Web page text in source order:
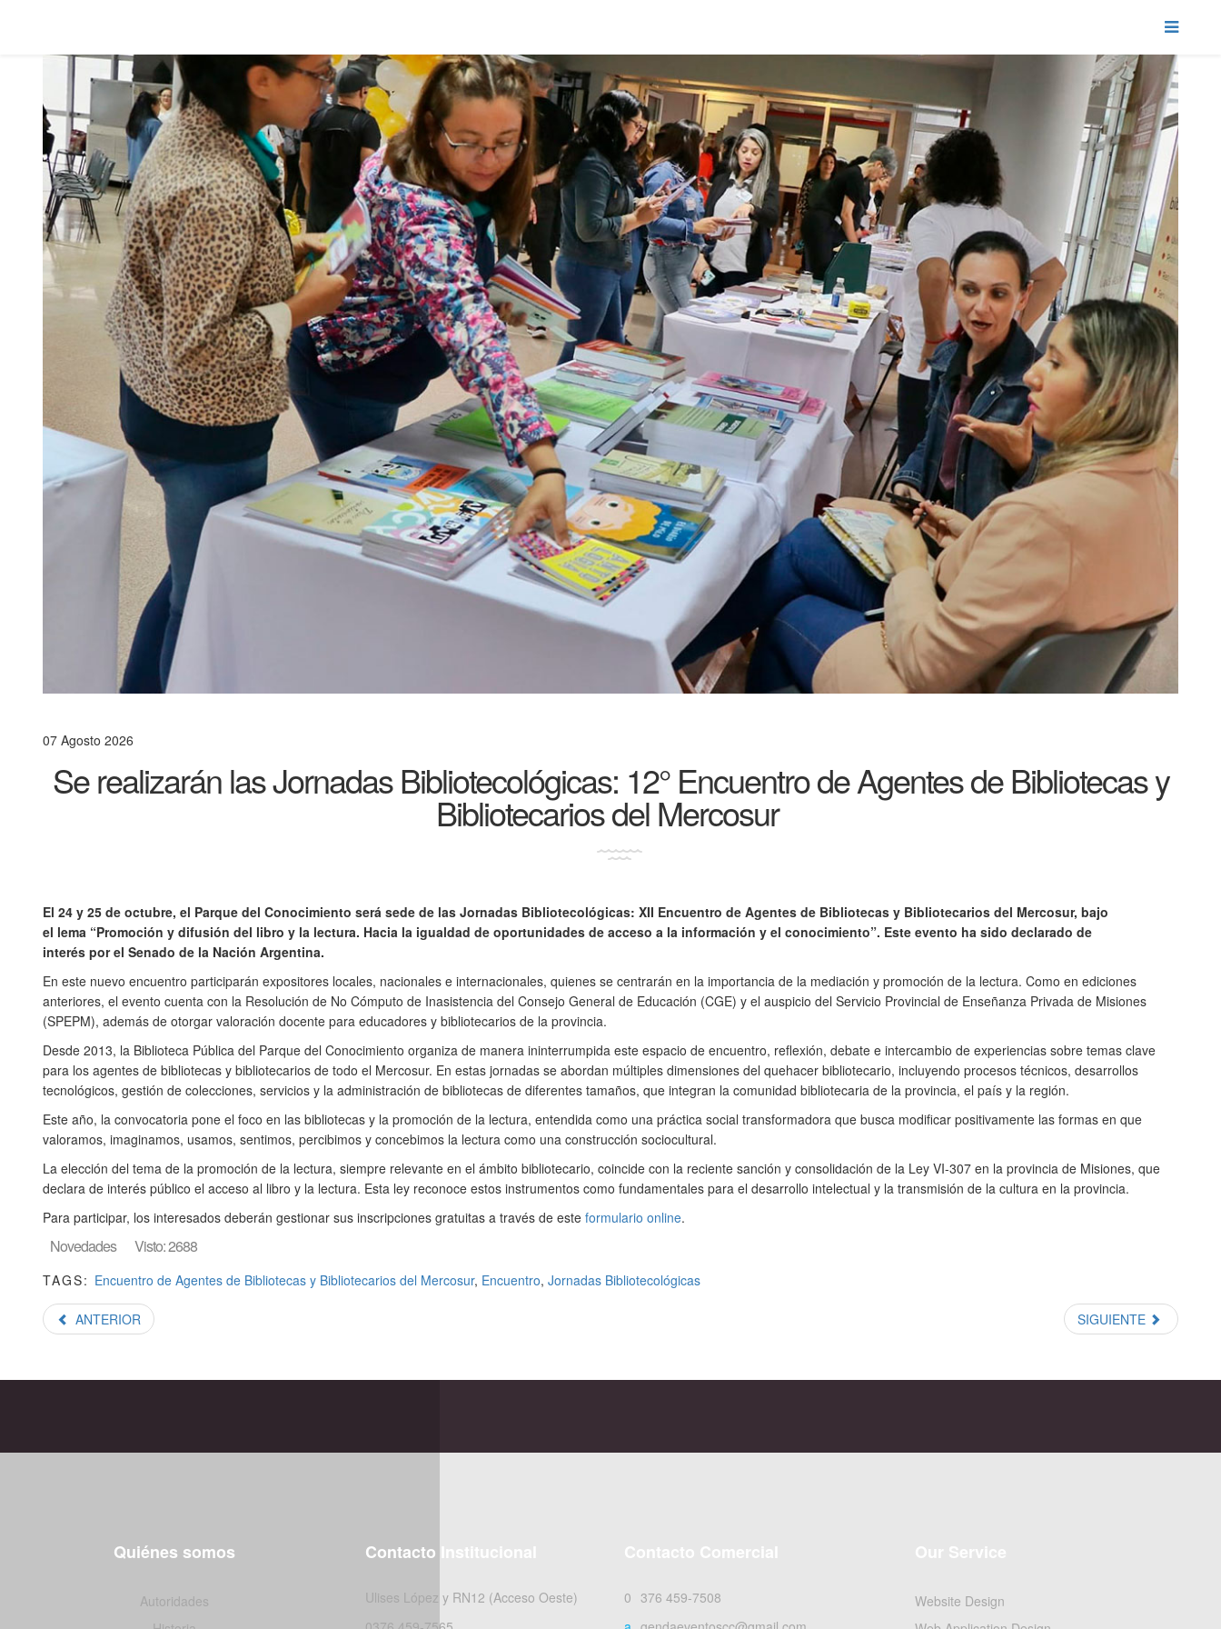
07 Agosto 2026
Se realizarán las Jornadas Bibliotecológicas: 12° Encuentro de Agentes de Bibliotecas y
Bibliotecarios del Mercosur
El 24 y 25 de octubre, el Parque del Conocimiento será sede de las Jornadas Bibliotecológicas: XII Encuentro de Agentes de Bibliotecas y Bibliotecarios del Mercosur, bajo
el lema “Promoción y difusión del libro y la lectura. Hacia la igualdad de oportunidades de acceso a la información y el conocimiento”. Este evento ha sido declarado de
interés por el Senado de la Nación Argentina.
En este nuevo encuentro participarán expositores locales, nacionales e internacionales, quienes se centrarán en la importancia de la mediación y promoción de la lectura. Como en ediciones
anteriores, el evento cuenta con la Resolución de No Cómputo de Inasistencia del Consejo General de Educación (CGE) y el auspicio del Servicio Provincial de Enseñanza Privada de Misiones
(SPEPM), además de otorgar valoración docente para educadores y bibliotecarios de la provincia.
Desde 2013, la Biblioteca Pública del Parque del Conocimiento organiza de manera ininterrumpida este espacio de encuentro, reflexión, debate e intercambio de experiencias sobre temas clave
para los agentes de bibliotecas y bibliotecarios de todo el Mercosur. En estas jornadas se abordan múltiples dimensiones del quehacer bibliotecario, incluyendo procesos técnicos, desarrollos
tecnológicos, gestión de colecciones, servicios y la administración de bibliotecas de diferentes tamaños, que integran la comunidad bibliotecaria de la provincia, el país y la región.
Este año, la convocatoria pone el foco en las bibliotecas y la promoción de la lectura, entendida como una práctica social transformadora que busca modificar positivamente las formas en que
valoramos, imaginamos, usamos, sentimos, percibimos y concebimos la lectura como una construcción sociocultural.
La elección del tema de la promoción de la lectura, siempre relevante en el ámbito bibliotecario, coincide con la reciente sanción y consolidación de la Ley VI-307 en la provincia de Misiones, que
declara de interés público el acceso al libro y la lectura. Esta ley reconoce estos instrumentos como fundamentales para el desarrollo intelectual y la transmisión de la cultura en la provincia.
Para participar, los interesados deberán gestionar sus inscripciones gratuitas a través de este formulario online.
Novedades Visto: 2688
TAGS: Encuentro de Agentes de Bibliotecas y Bibliotecarios del Mercosur, Encuentro, Jornadas Bibliotecológicas
ANTERIOR SIGUIENTE
Quiénes somos
Autoridades
Contacto Institucional
Ulises López y RN12 (Acceso Oeste)
0376 459-7508
Website Design